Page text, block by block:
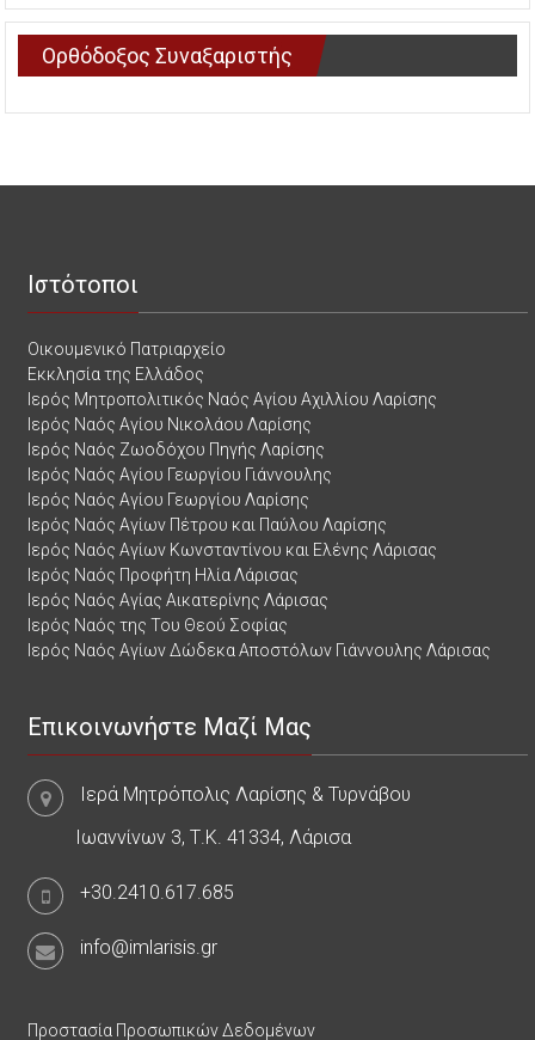
Ορθόδοξος Συναξαριστής
Ιστότοποι
Οικουμενικό Πατριαρχείο
Εκκλησία της Ελλάδος
Ιερός Μητροπολιτικός Ναός Αγίου Αχιλλίου Λαρίσης
Ιερός Ναός Αγίου Νικολάου Λαρίσης
Ιερός Ναός Ζωοδόχου Πηγής Λαρίσης
Ιερός Ναός Αγίου Γεωργίου Γιάννουλης
Ιερός Ναός Αγίου Γεωργίου Λαρίσης
Ιερός Ναός Αγίων Πέτρου και Παύλου Λαρίσης
Ιερός Ναός Αγίων Κωνσταντίνου και Ελένης Λάρισας
Ιερός Ναός Προφήτη Ηλία Λάρισας
Ιερός Ναός Αγίας Αικατερίνης Λάρισας
Ιερός Ναός της Του Θεού Σοφίας
Ιερός Ναός Αγίων Δώδεκα Αποστόλων Γιάννουλης Λάρισας
Επικοινωνήστε Μαζί Μας
Ιερά Μητρόπολις Λαρίσης & Τυρνάβου
Ιωαννίνων 3, Τ.Κ. 41334, Λάρισα
+30.2410.617.685
info@imlarisis.gr
Προστασία Προσωπικών Δεδομένων